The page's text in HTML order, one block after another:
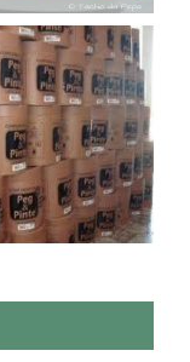
habita em nós.
!!! O Perfeito